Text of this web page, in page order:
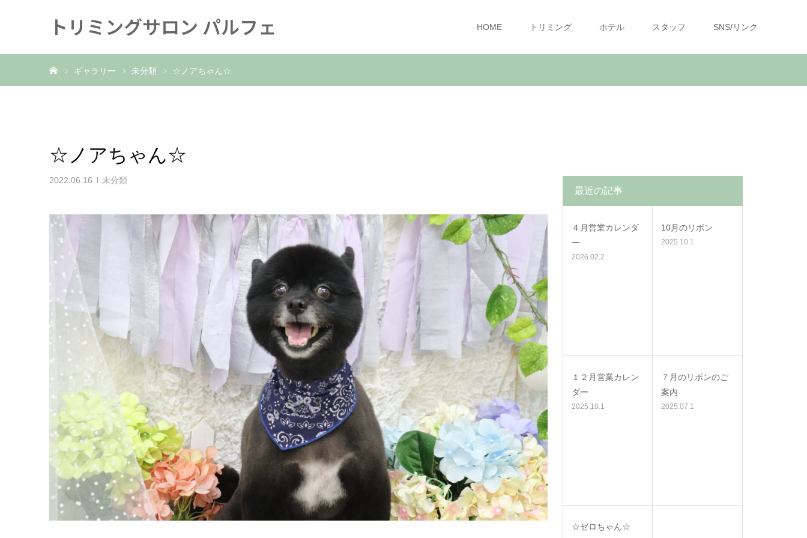
トリミングサロン パルフェ HOME トリミング ホテル スタッフ SNS/リンク
ギャラリー 未分類 ☆ノアちゃん☆
☆ノアちゃん☆
2022.06.16 未分類
最近の記事
４月営業カレンダ
ー
2026.02.2
10月のリボン
2025.10.1
１２月営業カレン
ダー
2025.10.1
７月のリボンのご
案内
2025.07.1
☆ゼロちゃん☆